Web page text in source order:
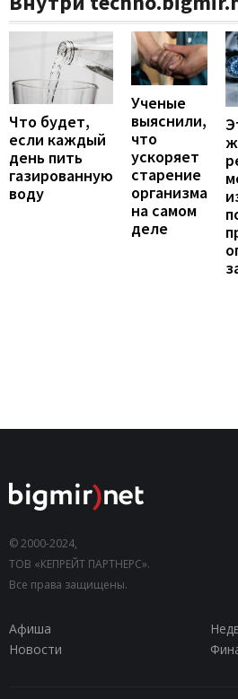
Что будет,
если каждый
день пить
газированную
воду
Ученые
выяснили,
что
ускоряет
старение
организма
на самом
деле
© 2000-2024,
ТОВ «КЕПРЕЙТ ПАРТНЕРС».
Все права защищены.
Афиша
Новости